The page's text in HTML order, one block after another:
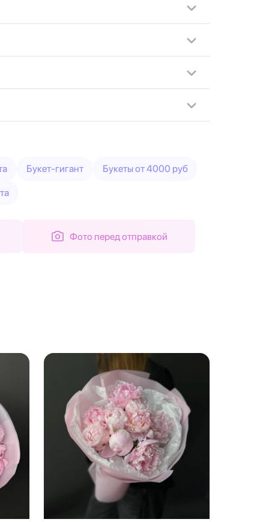
Букет-гигант Букеты от 4000 руб
Фото перед отправкой